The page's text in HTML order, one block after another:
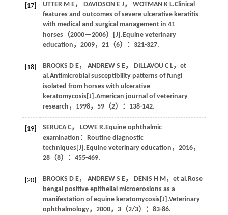
[17] UTTER M E， DAVIDSON E J ， WOTMAN K L.Clinical
features and outcomes of severe ulcerative keratitis
with medical and surgical management in 41
horses（2000－2006）[J].Equine veterinary
education ， 2009， 21（6）：321-327.
[18] BROOKS D E， ANDREW S E， DILLAVOU C L， et
al.Antimicrobial susceptibility patterns of fungi
isolated from horses with ulcerative
keratomycosis[J].American journal of veterinary
research ， 1998， 59（2）：138-142.
[19] SERUCA C， LOWE R.Equine ophthalmic
examination：Routine diagnostic
techniques[J].Equine veterinary education ， 2016，
28（8）：455-469.
[20] BROOKS D E， ANDREW S E， DENIS H M， et al.Rose
bengal positive epithelial microerosions as a
manifestation of equine keratomycosis[J].Veterinary
ophthalmology， 2000， 3（2/3）：83-86.